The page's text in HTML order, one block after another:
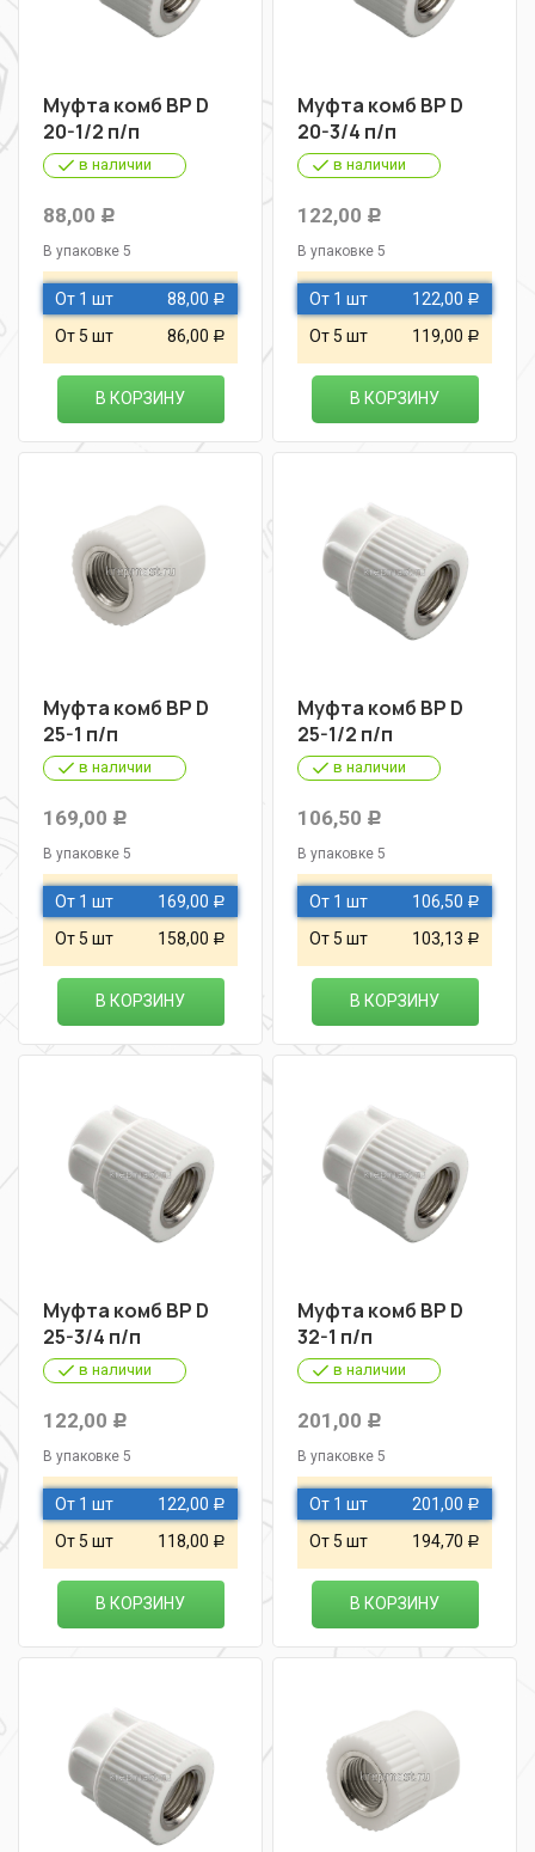
Муфта комб ВР D
20-1/2 п/п
в наличии
88,00 Р
В упаковке 5
От 1 шт 88,00 Р
От 5 шт 86,00 Р
В КОРЗИНУ
Муфта комб ВР D
20-3/4 п/п
в наличии
122,00 Р
В упаковке 5
От 1 шт 122,00 Р
От 5 шт 119,00 Р
В КОРЗИНУ
Муфта комб ВР D
25-1 п/п
в наличии
169,00 Р
В упаковке 5
От 1 шт 169,00 Р
От 5 шт 158,00 Р
В КОРЗИНУ
Муфта комб ВР D
25-1/2 п/п
в наличии
106,50 Р
В упаковке 5
От 1 шт 106,50 Р
От 5 шт 103,13 Р
В КОРЗИНУ
Муфта комб ВР D
25-3/4 п/п
в наличии
122,00 Р
В упаковке 5
От 1 шт 122,00 Р
От 5 шт 118,00 Р
В КОРЗИНУ
Муфта комб ВР D
32-1 п/п
в наличии
201,00 Р
В упаковке 5
От 1 шт 201,00 Р
От 5 шт 194,70 Р
В КОРЗИНУ